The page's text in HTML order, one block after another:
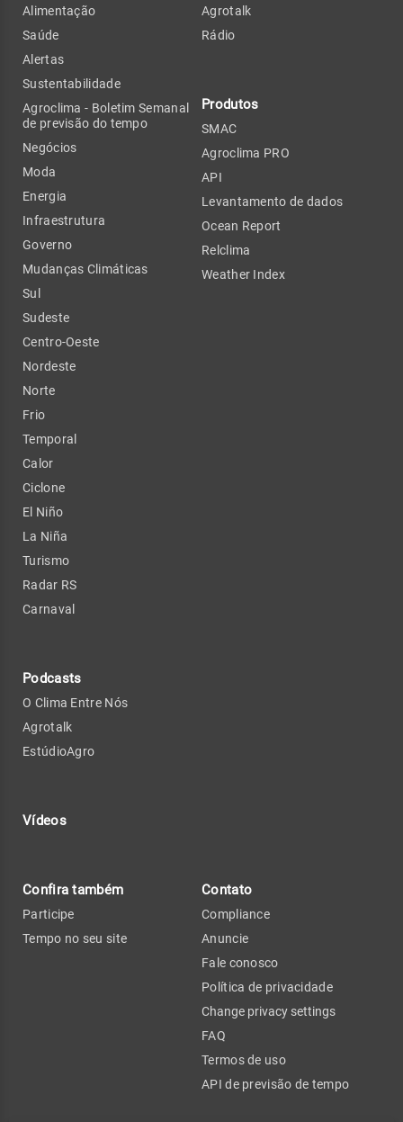
Alimentação
Saúde
Alertas
Sustentabilidade
Agroclima - Boletim Semanal
de previsão do tempo
Negócios
Moda
Energia
Infraestrutura
Governo
Mudanças Climáticas
Sul
Sudeste
Centro-Oeste
Nordeste
Norte
Frio
Temporal
Calor
Ciclone
El Niño
La Niña
Turismo
Radar RS
Carnaval
Podcasts
O Clima Entre Nós
Agrotalk
EstúdioAgro
Vídeos
Agrotalk
Rádio
Produtos
SMAC
Agroclima PRO
API
Levantamento de dados
Ocean Report
Relclima
Weather Index
Confira também
Participe
Tempo no seu site
Contato
Compliance
Anuncie
Fale conosco
Política de privacidade
Change privacy settings
FAQ
Termos de uso
API de previsão de tempo